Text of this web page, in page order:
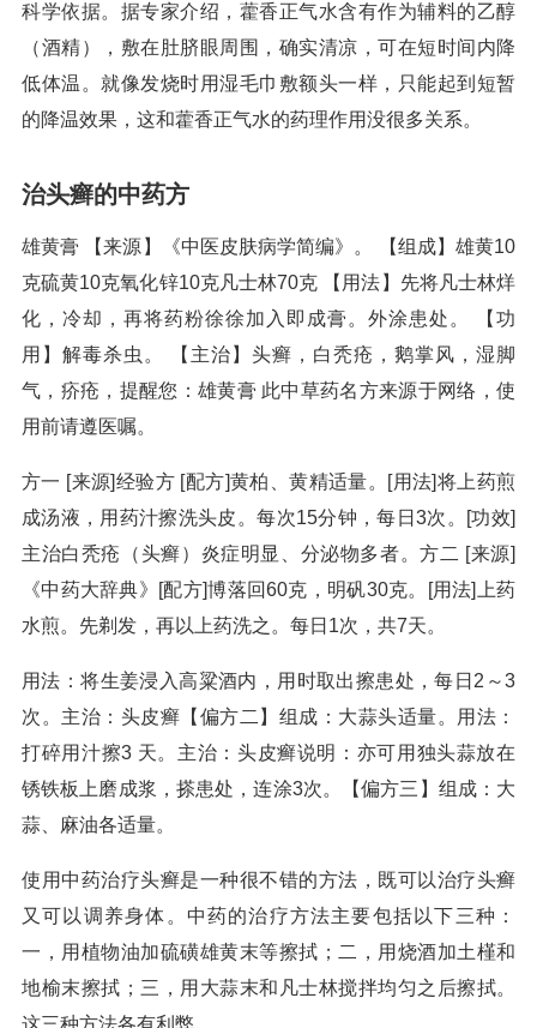
科学依据。据专家介绍，藿香正气水含有作为辅料的乙醇
（酒精），敷在肚脐眼周围，确实清凉，可在短时间内降
低体温。就像发烧时用湿毛巾敷额头一样，只能起到短暂
的降温效果，这和藿香正气水的药理作用没很多关系。
治头癣的中药方
雄黄膏 【来源】《中医皮肤病学简编》。 【组成】雄黄10
克硫黄10克氧化锌10克凡士林70克 【用法】先将凡士林烊
化，冷却，再将药粉徐徐加入即成膏。外涂患处。 【功
用】解毒杀虫。 【主治】头癣，白秃疮，鹅掌风，湿脚
气，疥疮，提醒您：雄黄膏 此中草药名方来源于网络，使
用前请遵医嘱。
方一 [来源]经验方 [配方]黄柏、黄精适量。[用法]将上药煎
成汤液，用药汁擦洗头皮。每次15分钟，每日3次。[功效]
主治白秃疮（头癣）炎症明显、分泌物多者。方二 [来源]
《中药大辞典》[配方]博落回60克，明矾30克。[用法]上药
水煎。先剃发，再以上药洗之。每日1次，共7天。
用法：将生姜浸入高粱酒内，用时取出擦患处，每日2～3
次。主治：头皮癣【偏方二】组成：大蒜头适量。用法：
打碎用汁擦3 天。主治：头皮癣说明：亦可用独头蒜放在
锈铁板上磨成浆，搽患处，连涂3次。【偏方三】组成：大
蒜、麻油各适量。
使用中药治疗头癣是一种很不错的方法，既可以治疗头癣
又可以调养身体。中药的治疗方法主要包括以下三种：
一，用植物油加硫磺雄黄末等擦拭；二，用烧酒加土槿和
地榆末擦拭；三，用大蒜末和凡士林搅拌均匀之后擦拭。
这三种方法各有利弊。